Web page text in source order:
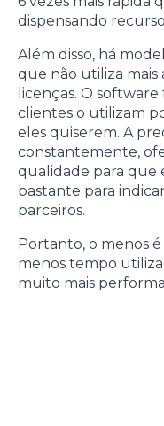
dispensando
Além disso, há
que não utiliza mais
licenças. O
clientes o utilizam
eles quiserem. A
constantemente,
qualidade para que
bastante para
parceiros.
Portanto, o menos
menos tempo
muito mais